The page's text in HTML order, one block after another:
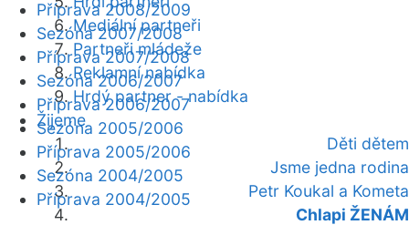
Mediální partneři
Partneři mládeže
Reklamní nabídka
Hrdý partner - nabídka
Žijeme
Děti dětem
Jsme jedna rodina
Petr Koukal a Kometa
Chlapi ŽENÁM
Příprava 2008/2009
Sezóna 2007/2008
Příprava 2007/2008
Sezóna 2006/2007
Příprava 2006/2007
Sezóna 2005/2006
Příprava 2005/2006
Sezóna 2004/2005
Příprava 2004/2005